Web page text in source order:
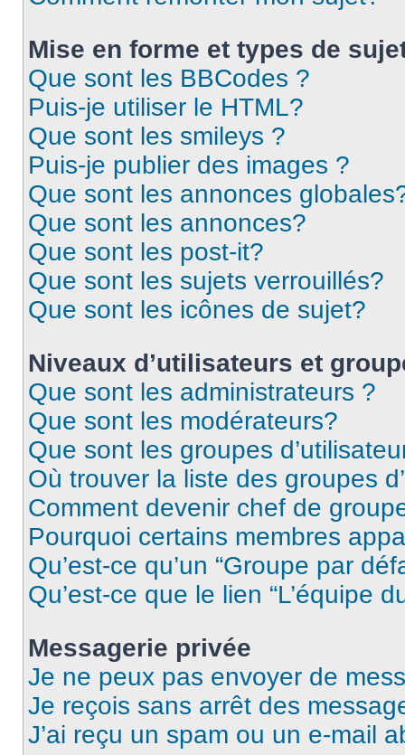
Mise en forme et types de
Que sont les BBCodes ?
Puis-je utiliser le HTML?
Que sont les smileys ?
Puis-je publier des images ?
Que sont les annonces
Que sont les annonces?
Que sont les post-it?
Que sont les sujets verrouillés?
Que sont les icônes de sujet?
Niveaux d’utilisateurs et
Que sont les administrateurs ?
Que sont les modérateurs?
Que sont les groupes
Où trouver la liste des groupes
Comment devenir chef de
Pourquoi certains membres
Qu’est-ce qu’un “Groupe par
Qu’est-ce que le lien “L’équipe
Messagerie privée
Je ne peux pas envoyer de
Je reçois sans arrêt des
J’ai reçu un spam ou un e-mail